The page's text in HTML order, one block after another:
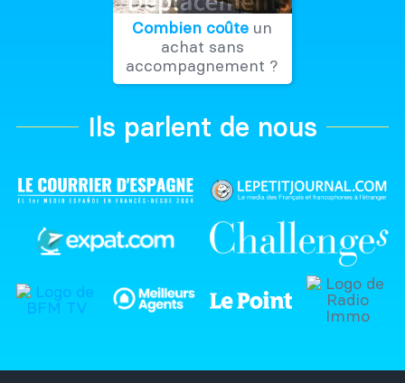
Combien coûte un
achat sans
accompagnement ?
Ils parlent de nous